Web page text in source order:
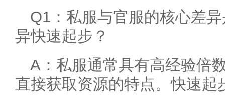
Q1：私服与官服的核心差
异快速起步？
A：私服通常具有高经验倍
直接获取资源的特点。快速起